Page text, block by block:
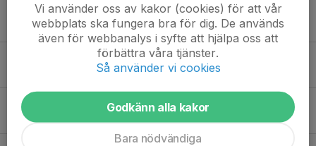
Eftersäsong: Träningsstart
30 apr, 07:59 0
Ledigt på sportlovet
6 feb, 08:59 0
Sportlovet: Camp Future
Vi använder oss av kakor (cookies) för att vår
webbplats ska fungera bra för dig. De används
även för webbanalys i syfte att hjälpa oss att
förbättra våra tjänster.
Så använder vi cookies
Godkänn alla kakor
Bara nödvändiga